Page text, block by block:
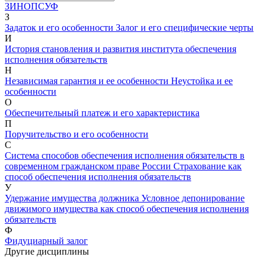
ЗИНОПСУФ
З
Задаток и его особенности Залог и его специфические черты
И
История становления и развития института обеспечения
исполнения обязательств
Н
Независимая гарантия и ее особенности Неустойка и ее
особенности
О
Обеспечительный платеж и его характеристика
П
Поручительство и его особенности
С
Система способов обеспечения исполнения обязательств в
современном гражданском праве России Страхование как
способ обеспечения исполнения обязательств
У
Удержание имущества должника Условное депонирование
движимого имущества как способ обеспечения исполнения
обязательств
Ф
Фидуциарный залог
Другие дисциплины